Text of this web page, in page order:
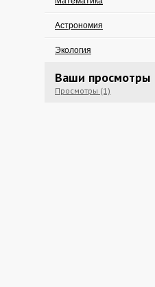
Астрономия
Экология
Ваши просмотры
Просмотры (1)